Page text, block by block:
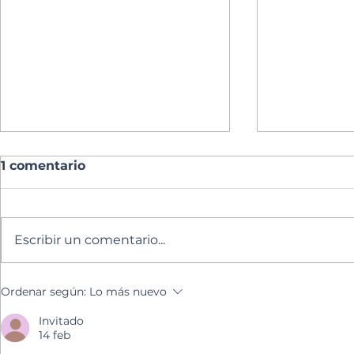
Lectura del día
1 comentario
Escribir un comentario...
Ordenar según: Lo más nuevo
Invitado
14 feb